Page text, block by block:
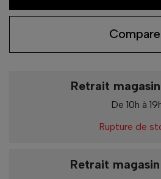
Retrait
De 10h à
Rupture de
Retrait magasin